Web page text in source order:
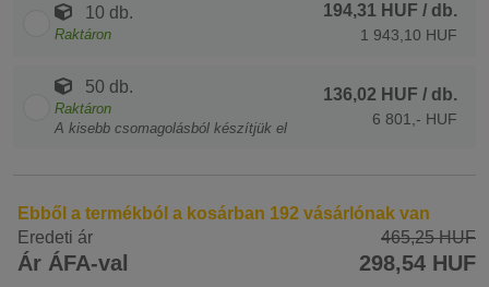
10 db.
Raktáron
194,31 HUF / db.
1 943,10 HUF
50 db.
Raktáron
A kisebb csomagolásból készítjük el
136,02 HUF / db.
6 801,- HUF
Ebből a termékból a kosárban 192 vásárlónak van
Eredeti ár
465,25 HUF
Ár ÁFA-val 298,54 HUF